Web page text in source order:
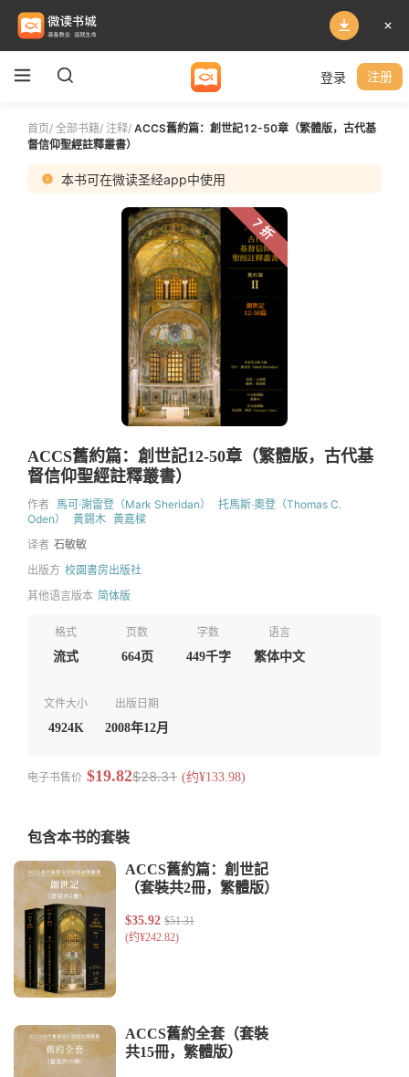
登录 注册
首页/ 全部书籍/ 注释/ ACCS舊約篇：創世記12-50章（繁體版，古代基
督信仰聖經註釋叢書）
本书可在微读圣经app中使用
7 折
ACCS舊約篇：創世記12-50章（繁體版，古代基
督信仰聖經註釋叢書）
作者 馬可·謝雷登（Mark Sheridan）
托馬斯‧奧登（Thomas C.
Oden）
黃錫木 黃嘉樑
译者 石敏敏
出版方 校園書房出版社
其他语言版本 简体版
格式
流式
页数
664页
字数
449千字
语言
繁体中文
文件大小
4924K
出版日期
2008年12月
电子书售价 $19.82$28.31 (约¥133.98)
包含本书的套裝